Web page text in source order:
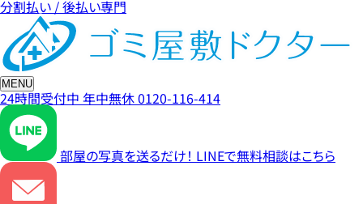
分割払い / 後払い専門
MENU
24時間受付中 年中無休0120-116-414
部屋の写真を送るだけ！ LINEで無料相談はこちら